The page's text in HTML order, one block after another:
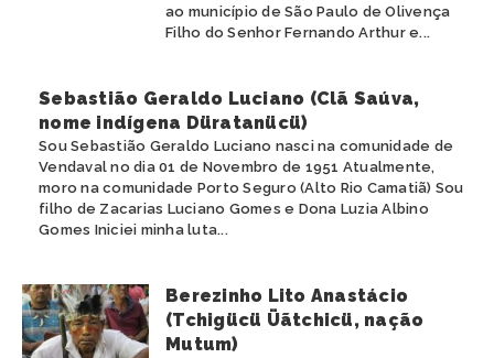
ao município de São Paulo de Olivença
Filho do Senhor Fernando Arthur e...
Sebastião Geraldo Luciano (Clã Saúva,
nome indígena Düratanücü)
Sou Sebastião Geraldo Luciano nasci na comunidade de
Vendaval no dia 01 de Novembro de 1951 Atualmente,
moro na comunidade Porto Seguro (Alto Rio Camatiã) Sou
filho de Zacarias Luciano Gomes e Dona Luzia Albino
Gomes Iniciei minha luta...
Berezinho Lito Anastácio
(Tchigücü Üãtchicü, nação
Mutum)